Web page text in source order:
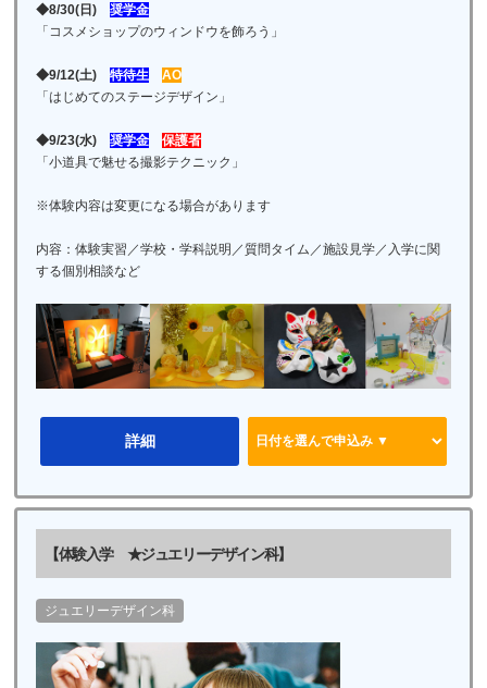
◆8/30(日)奨学金
「コスメショップのウィンドウを飾ろう」
◆9/12(土)特待生
AO
「はじめてのステージデザイン」
◆9/23(水)奨学金
保護者
「小道具で魅せる撮影テクニック」
※体験内容は変更になる場合があります
内容：体験実習／学校・学科説明／質問タイム／施設見学／入学に関
する個別相談など
詳細
【体験入学 ★ジュエリーデザイン科】
ジュエリーデザイン科